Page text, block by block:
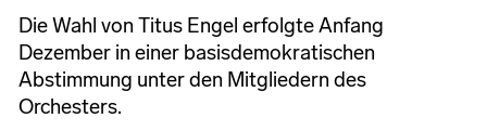
Die Wahl von Titus Engel erfolgte Anfang
Dezember in einer basisdemokratischen
Abstimmung unter den Mitgliedern des
Orchesters.